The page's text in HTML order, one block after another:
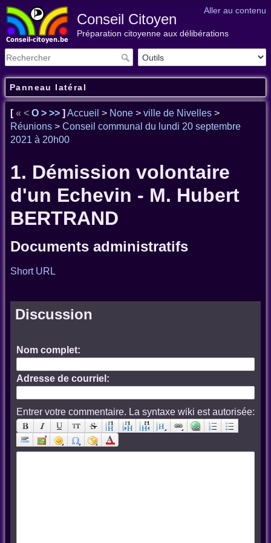
Aller au contenu
Conseil Citoyen
Préparation citoyenne aux délibérations
Panneau latéral
[« < O > >> ] Accueil > None > ville de Nivelles >
Réunions > Conseil communal du lundi 20 septembre
2021 à 20h00
1. Démission volontaire
d'un Echevin - M. Hubert
BERTRAND
Documents administratifs
Short URL
Discussion
Nom complet:
Adresse de courriel:
Entrer votre commentaire. La syntaxe wiki est autorisée: